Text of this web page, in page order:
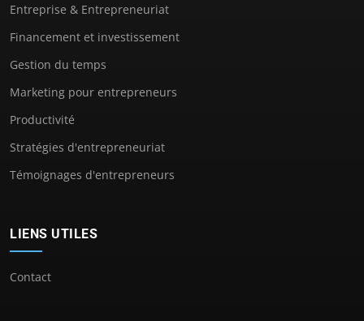
Entreprise & Entrepreneuriat
Financement et investissement
Gestion du temps
Marketing pour entrepreneurs
Productivité
Stratégies d'entrepreneuriat
Témoignages d'entrepreneurs
LIENS UTILES
Contact